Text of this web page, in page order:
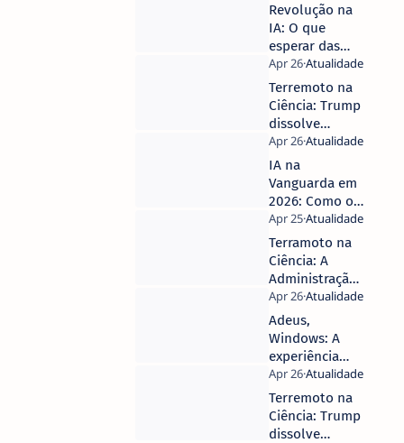
Revolução na
IA: O que
esperar das
novas
capacidades de
agentes
autónomos em
2026
Terremoto na
Ciência: Trump
dissolve
Conselho
Nacional e
coloca em
xeque o futuro
da inovação
IA na
Vanguarda em
2026: Como os
Novos
Processadores
Neuronais
Estão a Mudar
o Seu
Terramoto na
Ciência: A
Administração
Trump demite
todo o
National
Science Board
Adeus,
Windows: A
experiência
que prova que
o Linux está
finalmente
pronto para o
Terremoto na
Ciência: Trump
dissolve